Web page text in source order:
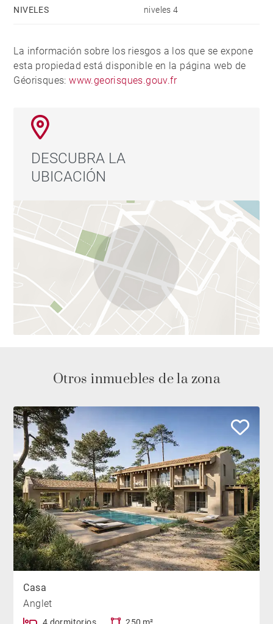
NIVELES niveles 4
La información sobre los riesgos a los que se expone
esta propiedad está disponible en la página web de
Géorisques:www.georisques.gouv.fr
DESCUBRA LA
UBICACIÓN
Otros inmuebles de la zona
Casa
Anglet